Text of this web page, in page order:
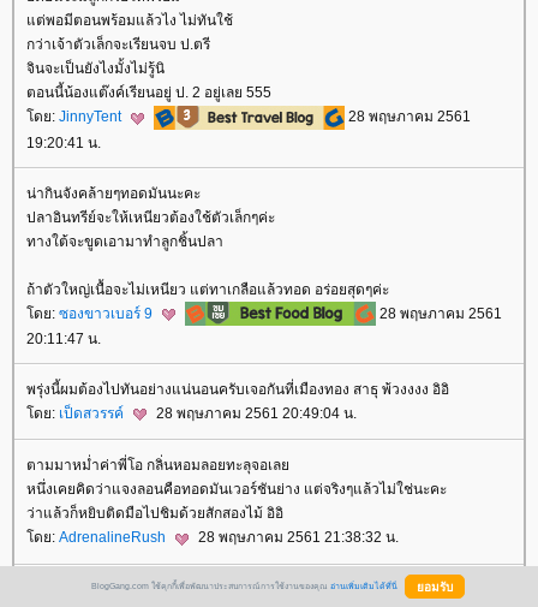
ต่พอมีตอนพร้อมแล้วไง ไม่ทันใช้
กว่าเจ้าตัวเล็กจะเรียนจบ ป.ตรี
จินจะเป็นยังไงมั้งไม่รู้นิ
ตอนนี้น้องแต๊งค์เรียนอยู่ ป. 2 อยู่เลย 555
ดย: JinnyTent
28 พฤษภาคม 2561
19:20:41 น.
น่ากินจังคล้ายๆทอดมันนะคะ
ปลาอินทรีย์จะให้เหนียวต้องใช้ตัวเล็กๆค่ะ
ทางใต้จะขูดเอามาทำลูกชิ้นปลา
ถ้าตัวใหญ่เนื้อจะไม่เหนียว แต่ทาเกลือแล้วทอด อร่อยสุดๆค่ะ
ดย: ซองขาวเบอร์ 9
28 พฤษภาคม 2561
20:11:47 น.
พรุ่งนี้ผมต้องไปทันอย่างแน่นอนครับเจอกันที่เมืองทอง สาธุ พ้วงงงง อิอิ
ดย: เป็ดสวรรค์ 28 พฤษภาคม 2561 20:49:04 น.
ตามมาหม่ำค่าพี่โอ กลิ่นหอมลอยทะลุจอเล
หนึ่งเคยคิดว่าแจงลอนคือทอดมันเวอร์ชันย่าง แต่จริงๆแล้วไม่ใช่นะคะ
ว่าแล้วก็หยิบติดมือไปชิมด้วยสักสองไม้ อิอิ
ดย: AdrenalineRush 28 พฤษภาคม 2561 21:38:32 น.
ต๋ามาช้า แจงลอนหมดรึยังคะพี่โอ
BlogGang.com ใช้คุกกี้เพื่อพัฒนาประสบการณ์การใช้งานของคุณ อ่านเพิ่มเติมได้ที่นี่